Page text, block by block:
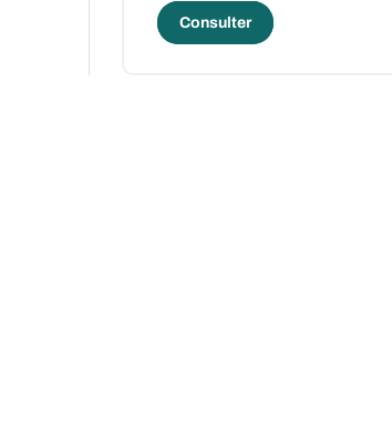
Consulter